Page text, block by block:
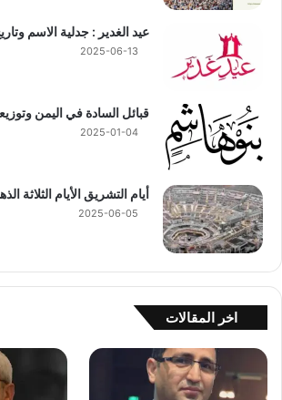
عيد الغدير : جدلية الاسم
2025-06-13
قبائل السادة في اليمن
2025-01-04
أيام التشريق الأيام الثلاثة
2025-06-05
اخر المقالات